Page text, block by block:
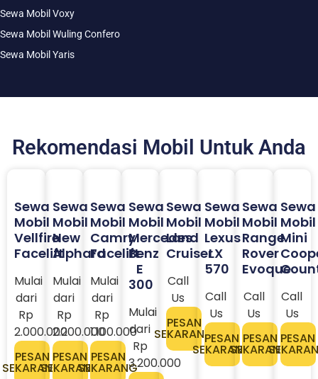
Sewa Mobil Voxy
Sewa Mobil Wuling Confero
Sewa Mobil Yaris
Rekomendasi Mobil Untuk Anda
Sewa
Mobil
Vellfire
Facelift
Mulai
dari
Rp
2.000.000
PESAN
SEKARANG
Sewa
Mobil
New
Alphard
Mulai
dari
Rp
2.200.000
PESAN
SEKARANG
Sewa
Mobil
Camry
Facelift
Mulai
dari
Rp
1.100.000
PESAN
SEKARANG
Sewa
Mobil
Mercedes
Benz
E
300
Mulai
dari
Rp
3.200.000​
Sewa
Mobil
Land
Cruiser
Call
Us
PESAN
SEKARANG
Sewa
Mobil
Lexus
LX
570
Call
Us
PESAN
SEKARANG
Sewa
Mobil
Range
Rover
Evoque
Call
Us
PESAN
SEKARANG
Sewa
Mobil
Mini
Call
Us
PESAN